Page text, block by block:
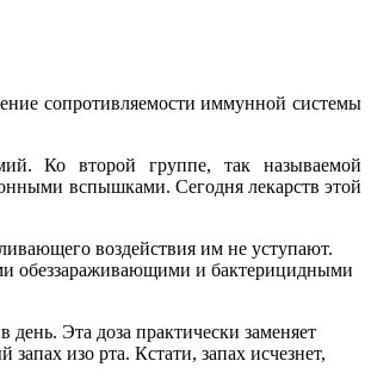
сопротивляемости иммунной системы
Ко второй группе, так называемой
вспышками. Сегодня лекарств этой
воздействия им не уступают.
обеззараживающими и бактерицидными
Эта доза практически заменяет
изо рта. Кстати, запах исчезнет,